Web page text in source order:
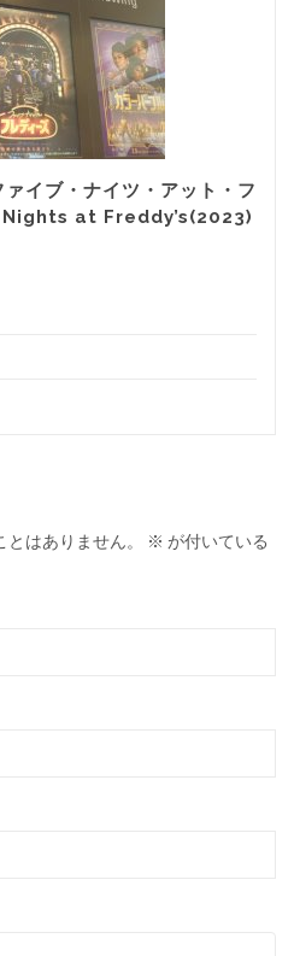
ァイブ・ナイツ・アット・フ
Nights at Freddy’s(2023)
はありません。 ※ が付いている